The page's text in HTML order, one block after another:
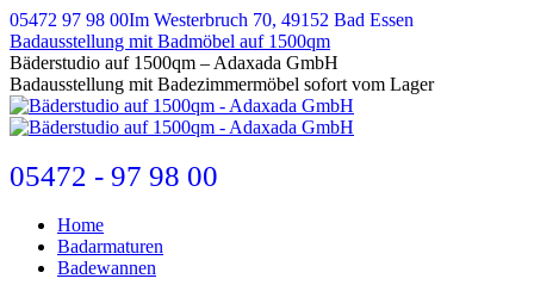
Zum
Inhalt
springen
05472 97 98 00Im Westerbruch 70, 49152 Bad Essen
Badausstellung mit Badmöbel auf 1500qm
E-
Mail
page
opens
new
window
Bäderstudio auf 1500qm – Adaxada GmbH
Badausstellung mit Badezimmermöbel sofort vom Lager
05472 - 97 98 00
Home
Badarmaturen
Badewannen